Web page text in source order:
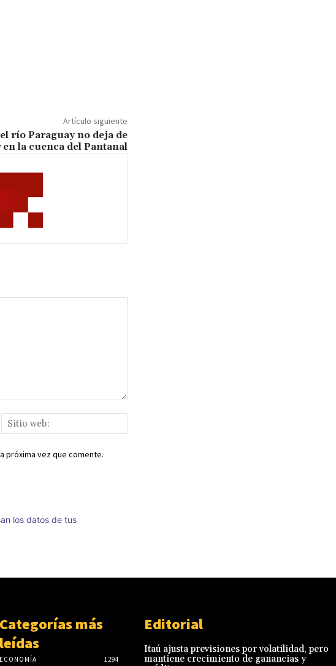
Artículo siguiente
río Paraguay no deja de
la cuenca del Pantanal
web:
próxima vez que comente.
los datos de tus
Categorías más
leídas
ECONOMÍA 1294
Editorial
Itaú ajusta previsiones por volatilidad, pero
mantiene crecimiento de ganancias y